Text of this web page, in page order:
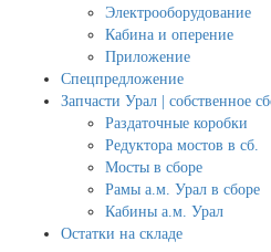
Электрооборудование
Кабина и оперение
Приложение
Спецпредложение
Запчасти Урал | собственное
Раздаточные коробки
Редуктора мостов в сб.
Мосты в сборе
Рамы а.м. Урал в сборе
Кабины а.м. Урал
Остатки на складе